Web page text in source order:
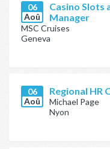
06
Aoû
Casino Slots
Manager
MSC Cruises
Geneva
06
Aoû
Regional HR
Michael Page
Nyon